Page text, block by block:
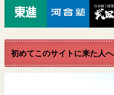
初めてこのサイトに来た人へ